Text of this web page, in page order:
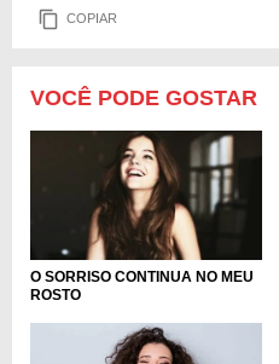
COPIAR
VOCÊ PODE GOSTAR
O SORRISO CONTINUA NO MEU
ROSTO